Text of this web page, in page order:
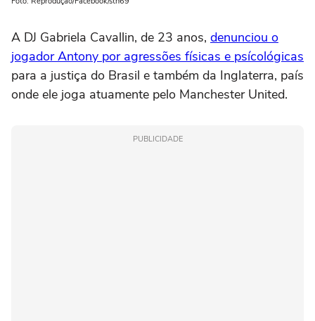
A DJ Gabriela Cavallin, de 23 anos, denunciou o
jogador Antony por agressões físicas e psícológicas
para a justiça do Brasil e também da Inglaterra, país
onde ele joga atuamente pelo Manchester United.
PUBLICIDADE